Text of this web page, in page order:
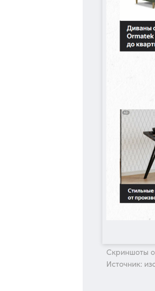
Скриншоты
Источник: